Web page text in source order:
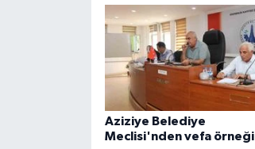
Aziziye Belediye
Meclisi'nden vefa örneği